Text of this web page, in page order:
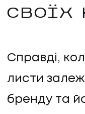
СВОЇХ
Справді,
листи
бренду та